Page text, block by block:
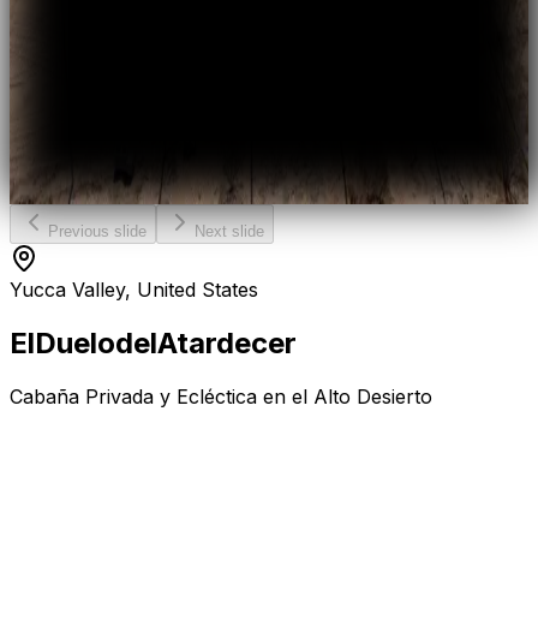
Previous slide Next slide
Yucca Valley, United States
ElDuelodelAtardecer
Cabaña Privada y Ecléctica en el Alto Desierto